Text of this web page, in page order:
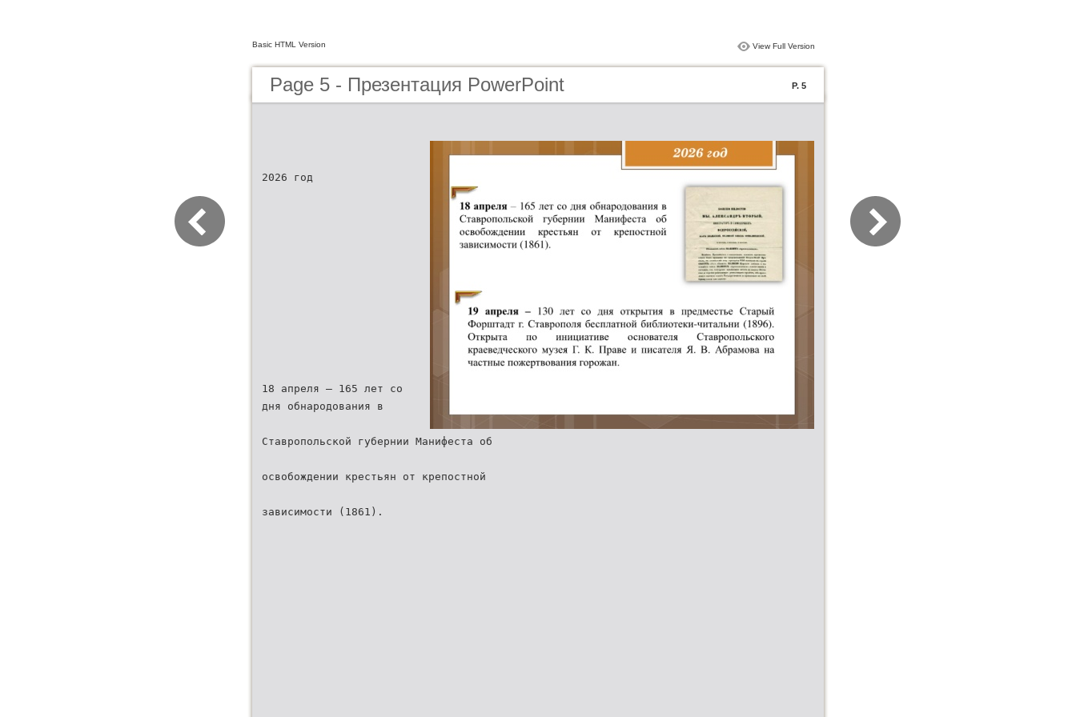
Basic HTML Version View Full Version
Page 5 - Презентация PowerPoint P. 5
2026 год
18 апреля – 165 лет со
дня обнародования в
Ставропольской губернии Манифеста об
освобождении крестьян от крепостной
зависимости (1861).